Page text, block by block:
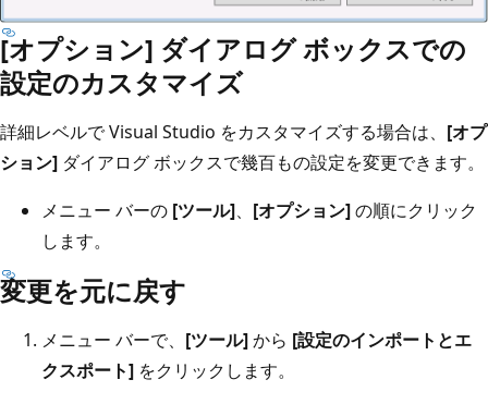
[オプション] ダイアログ ボックスでの
設定のカスタマイズ
詳細レベルで Visual Studio をカスタマイズする場合は、 [オプ
ション] ダイアログ ボックスで幾百もの設定を変更できます。
メニュー バーの [ツール]、 [オプション]の順にクリック
します。
変更を元に戻す
メニュー バーで、 [ツール]から [設定のインポートとエ
クスポート] をクリックします。